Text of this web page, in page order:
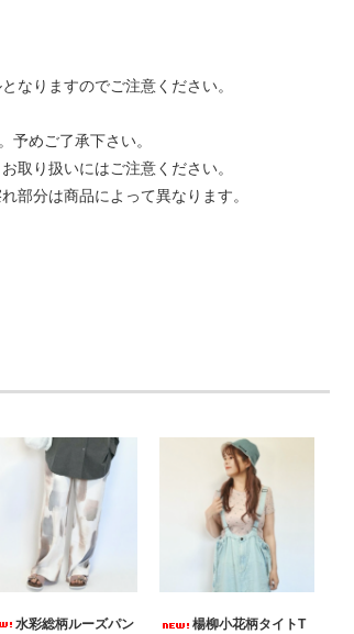
なりますのでご注意ください。
めご了承下さい。
取り扱いにはご注意ください。
部分は商品によって異なります。
水彩総柄ルーズパン
楊柳小花柄タイトT